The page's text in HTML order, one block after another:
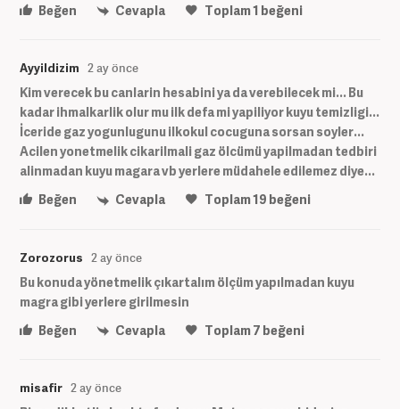
Beğen
Cevapla Toplam1 beğeni
Ayyildizim 2 ay önce
Kim verecek bu canlarin hesabini ya da verebilecek mi... Bu
kadar ihmalkarlik olur mu ilk defa mi yapiliyor kuyu temizligi...
İceride gaz yogunlugunu ilkokul cocuguna sorsan soyler...
Acilen yonetmelik cikarilmali gaz ölcümü yapilmadan tedbiri
alinmadan kuyu magara vb yerlere müdahele edilemez diye...
Beğen
Cevapla Toplam19 beğeni
Zorozorus 2 ay önce
Bu konuda yönetmelik çıkartalım ölçüm yapılmadan kuyu
magra gibi yerlere girilmesin
Beğen
Cevapla Toplam7 beğeni
misafir 2 ay önce